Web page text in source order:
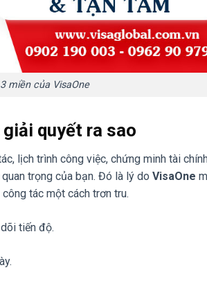
miền của VisaOne
quyết ra sao
lịch trình công việc, chứng minh tài
trọng của bạn. Đó là lý do VisaOne
tác một cách trơn tru.
tiến độ.